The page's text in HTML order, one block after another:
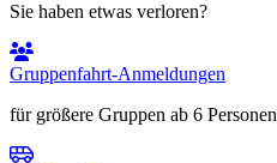
Sie haben etwas verloren?
Gruppenfahrt-Anmeldungen
für größere Gruppen ab 6 Personen